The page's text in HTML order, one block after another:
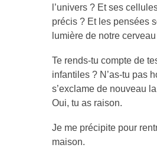
l’univers ? Et ses
précis ? Et les pensées
lumière de notre
Te rends-tu compte de
infantiles ? N’as-tu pas
s’exclame de nouveau
Oui, tu as raison.
Je me précipite pour
maison.